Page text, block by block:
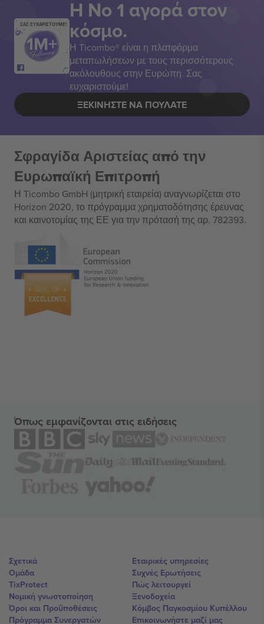
ΣΑΣ ΕΥΧΑΡΙΣΤΟΥΜΕ!
Η Νο 1 αγορά στον
κόσμο.
Η Ticombo® είναι η πλατφόρμα
μεταπωλήσεων με τους περισσότερους
ακόλουθους στην Ευρώπη. Σας
ευχαριστούμε!
ΞΕΚΙΝΉΣΤΕ ΝΑ ΠΟΥΛΆΤΕ
Σφραγίδα Αριστείας από την
Ευρωπαϊκή Επιτροπή
Η Ticombo GmbH (μητρική εταιρεία) αναγνωρίζεται στο
Horizon 2020, το πρόγραμμα χρηματοδότησης έρευνας
και καινοτομίας της ΕΕ για την πρότασή της αρ. 782393.
Όπως εμφανίζονται στις ειδήσεις
Σχετικά
Ομάδα
TixProtect
Νομική γνωστοποίηση
Όροι και Προΰποθέσεις
Πρόγραμμα Συνεργατών
Εταιρικές υπηρεσίες
Συχνές Ερωτήσεις
Πώς λειτουργεί
Ξενοδοχεία
Κόμβος Παγκοσμίου Κυπέλλου
Επικοινωνήστε μαζί μας